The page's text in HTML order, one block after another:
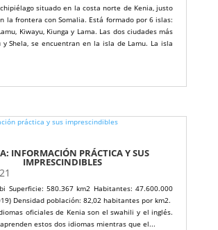
situado en la costa norte de Kenia, justo
la frontera con Somalia. Está formado por 6 islas:
Kiwayu, Kiunga y Lama. Las dos ciudades más
y Shela, se encuentran en la isla de Lamu. La isla
INFORMACIÓN PRÁCTICA Y SUS
IMPRESCINDIBLES
Superficie: 580.367 km2 Habitantes: 47.600.000
Densidad población: 82,02 habitantes por km2.
oficiales de Kenia son el swahili y el inglés.
estos dos idiomas mientras que el...